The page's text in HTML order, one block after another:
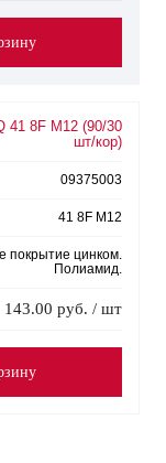
41 8F M12 (90/30
шт/кор)
09375003
41 8F M12
покрытие цинком.
Полиамид.
143.00 руб. / шт